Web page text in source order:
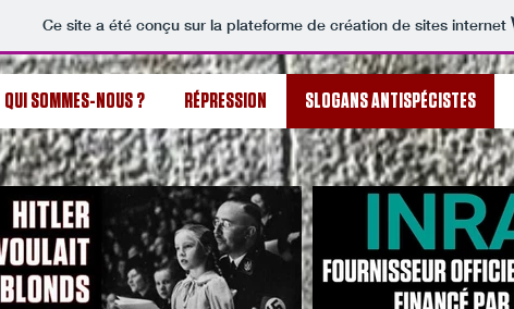
Ce site a été conçu sur la plateforme de création de sites internet
QUI SOMMES-NOUS ? RÉPRESSION SLOGANS ANTISPÉCISTES